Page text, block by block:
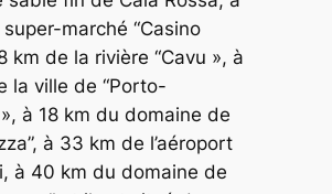
marché “Casino
km de la rivière “Cavu », à
la ville de “Porto-
à 18 km du domaine de
à 33 km de l’aéroport
à 40 km du domaine de